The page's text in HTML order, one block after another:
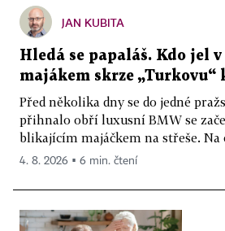
JAN KUBITA
Hledá se papaláš. Kdo jel
majákem skrze „Turkovu“
Před několika dny se do jedné
přihnalo obří luxusní BMW se
blikajícím majáčkem na střeše. Na
4. 8. 2026 ▪ 6 min. čtení